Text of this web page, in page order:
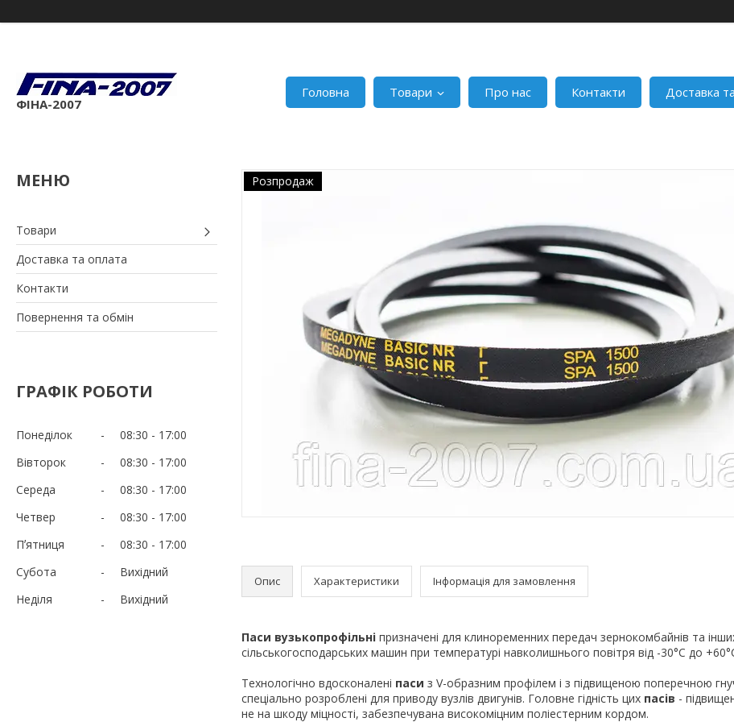
ФІНА-2007
Головна Товари Про нас Контакти Доставка
Товари
Доставка та оплата
Контакти
Повернення та обмін
ГРАФІК РОБОТИ
Понеділок 08:30
17:00
Вівторок
08:30
17:00
Середа
08:30
17:00
Четвер
08:30
17:00
Пʼятниця
08:30
17:00
Субота
Вихідний
Неділя
Вихідний
Розпродаж
Опис Характеристики Інформація для замовлення
Паси вузькопрофільні призначені для клиноременних передач зернокомбайнів та
сільськогосподарських машин при температурі навколишнього повітря від -30°С до
Технологічно вдосконалені паси з V-образним профілем і з підвищеною поперечною
спеціально розроблені для приводу вузлів двигунів. Головне гідність цих пасів -
не на шкоду міцності, забезпечувана високоміцним поліестерним кордом.